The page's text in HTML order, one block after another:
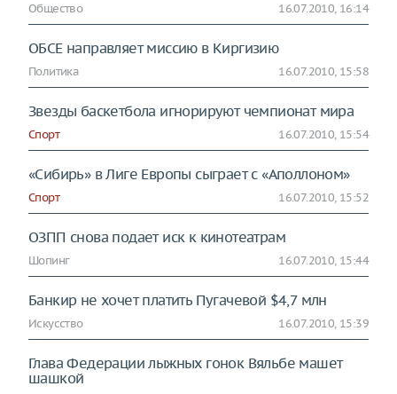
Общество 16.07.2010, 16:14
ОБСЕ направляет миссию в Киргизию
Политика 16.07.2010, 15:58
Звезды баскетбола игнорируют чемпионат мира
Спорт 16.07.2010, 15:54
«Сибирь» в Лиге Европы сыграет с «Аполлоном»
Спорт 16.07.2010, 15:52
ОЗПП снова подает иск к кинотеатрам
Шопинг 16.07.2010, 15:44
Банкир не хочет платить Пугачевой $4,7 млн
Искусство 16.07.2010, 15:39
Глава Федерации лыжных гонок Вяльбе машет
шашкой